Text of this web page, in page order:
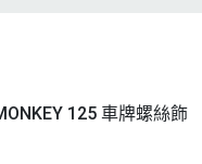
125 車牌螺絲飾